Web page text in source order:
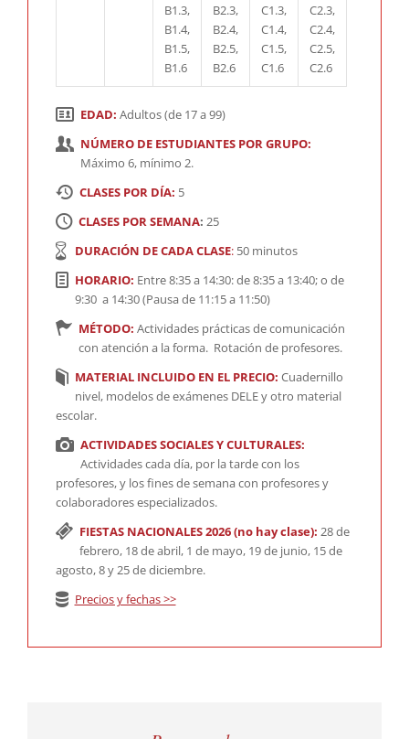
B1.3,
B1.4,
B1.5,
B1.6
B2.3,
B2.4,
B2.5,
B2.6
C1.3,
C1.4,
C1.5,
C1.6
C2.3,
C2.4,
C2.5,
C2.6
EDAD: Adultos (de 17 a 99)
NÚMERO DE ESTUDIANTES POR GRUPO:
Máximo 6, mínimo 2.
CLASES POR DÍA: 5
CLASES POR SEMANA: 25
DURACIÓN DE CADA CLASE:50 minutos
HORARIO: Entre 8:35 a 14:30: de 8:35 a 13:40; o de
9:30 a 14:30 (Pausa de 11:15 a 11:50)
MÉTODO: Actividades prácticas de comunicación
con atención a la forma. Rotación de profesores.
MATERIAL INCLUIDO EN EL PRECIO: Cuadernillo
nivel, modelos de exámenes DELE y otro material
escolar.
ACTIVIDADES SOCIALES Y CULTURALES:
Actividades cada día, por la tarde con los
profesores, y los fines de semana con profesores y
colaboradores especializados.
FIESTAS NACIONALES 2026 (no hay clase): 28 de
febrero, 18 de abril, 1 de mayo, 19 de junio, 15 de
agosto, 8 y 25 de diciembre.
Precios y fechas >>